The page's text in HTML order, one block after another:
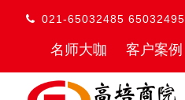
021-65032485 65032495
名师大咖 客户案例